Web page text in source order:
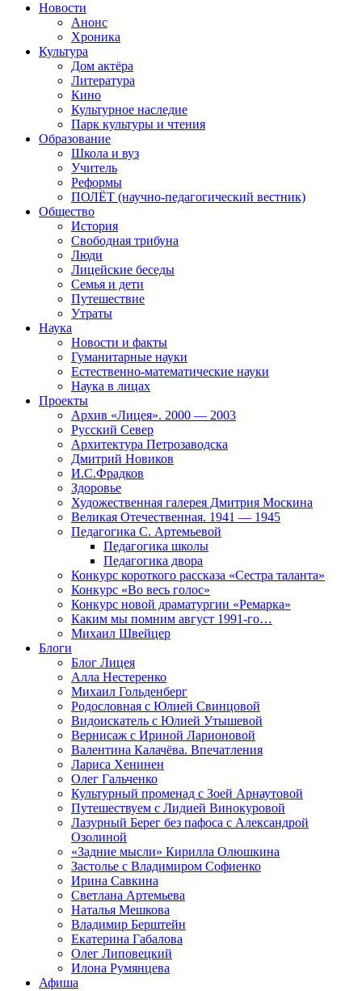
Новости
Анонс
Хроника
Культура
Дом актёра
Литература
Кино
Культурное наследие
Парк культуры и чтения
Образование
Школа и вуз
Учитель
Реформы
ПОЛЁТ (научно-педагогический вестник)
Общество
История
Свободная трибуна
Люди
Лицейские беседы
Семья и дети
Путешествие
Утраты
Наука
Новости и факты
Гуманитарные науки
Естественно-математические науки
Наука в лицах
Проекты
Архив «Лицея». 2000 — 2003
Русский Север
Архитектура Петрозаводска
Дмитрий Новиков
И.С.Фрадков
Здоровье
Художественная галерея Дмитрия Москина
Великая Отечественная. 1941 — 1945
Педагогика С. Артемьевой
Педагогика школы
Педагогика двора
Конкурс короткого рассказа «Сестра таланта»
Конкурс «Во весь голос»
Конкурс новой драматургии «Ремарка»
Каким мы помним август 1991-го…
Михаил Швейцер
Блоги
Блог Лицея
Алла Нестеренко
Михаил Гольденберг
Родословная с Юлией Свинцовой
Видоискатель с Юлией Утышевой
Вернисаж с Ириной Ларионовой
Валентина Калачёва. Впечатления
Лариса Хенинен
Олег Гальченко
Культурный променад с Зоей Арнаутовой
Путешествуем с Лидией Винокуровой
Лазурный Берег без пафоса с Александрой
Озолиной
«Задние мысли» Кирилла Олюшкина
Застолье с Владимиром Софиенко
Ирина Савкина
Светлана Артемьева
Наталья Мешкова
Владимир Берштейн
Екатерина Габалова
Олег Липовецкий
Илона Румянцева
Афиша